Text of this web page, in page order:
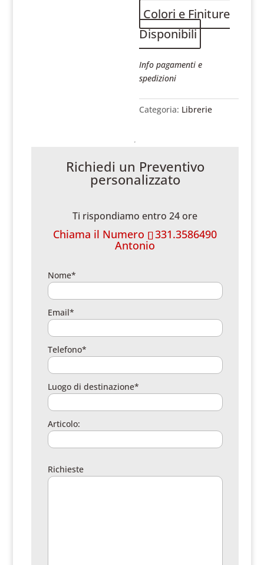
Colori e Finiture
Disponibili
Info pagamenti e
spedizioni
Categoria: Librerie
Richiedi un Preventivo
personalizzato
Ti rispondiamo entro 24 ore
Chiama il Numero 331.3586490
Antonio
Nome*
Email*
Telefono*
Luogo di destinazione*
Articolo:
Richieste